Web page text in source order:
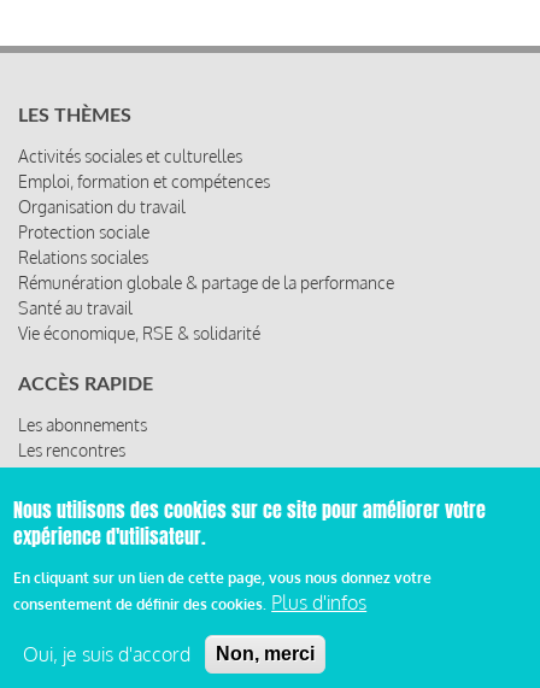
LES THÈMES
Activités sociales et culturelles
Emploi, formation et compétences
Organisation du travail
Protection sociale
Relations sociales
Rémunération globale & partage de la performance
Santé au travail
Vie économique, RSE & solidarité
ACCÈS RAPIDE
Les abonnements
Les rencontres
© 2019 Miroir Social - Réalisé parCafffeine
Pied
Mentions légales et condition générale d’utilisation et
d’abonnement
Nous utilisons des cookies sur ce site pour améliorer votre
expérience d'utilisateur.
En cliquant sur un lien de cette page, vous nous donnez votre
consentement de définir des cookies. Plus d'infos
Oui, je suis d'accord Non, merci